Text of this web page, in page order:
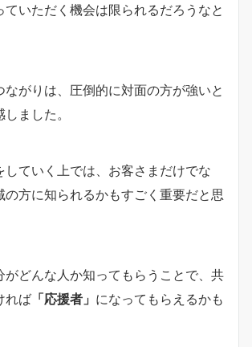
ていただく機会は限られるだろうなと
ながりは、圧倒的に対面の方が強いと
ました。
していく上では、お客さまだけでな
の方に知られるかもすごく重要だと思
がどんな人か知ってもらうことで、共
れば 「応援者」 になってもらえるかも